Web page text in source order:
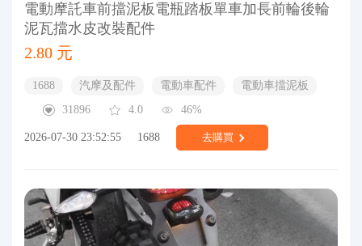
電動摩託車前擋泥板電瓶踏板單車加長前輪後輪
泥瓦擋水皮改裝配件
2.80 元
1688 汽摩及配件 電動車配件
電動車擋泥板
31896
4.0 46%
2026-07-30 23:52:55 1688 去購買